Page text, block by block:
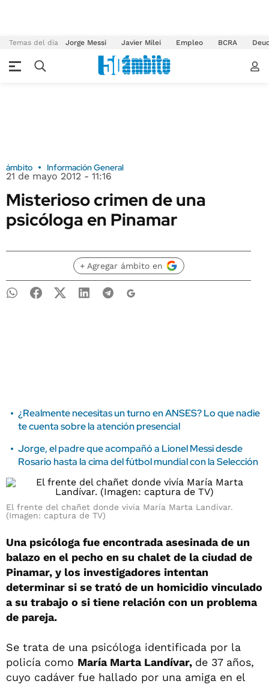
Temas del día Jorge Messi Javier Milei Empleo BCRA
ámbito Información General
21 de mayo 2012 - 11:16
Misterioso crimen de una
psicóloga en Pinamar
+ Agregar ámbito en
¿Realmente necesitas un turno en ANSES? Lo que nadie
te cuenta sobre la atención presencial
Jorge, el padre que acompañó a Lionel Messi desde
Rosario hasta la cima del fútbol mundial con la Selección
El frente del chañet donde vivía María Marta Landívar.
(Imagen: captura de TV)
Una psicóloga fue encontrada asesinada de un
balazo en el pecho en su chalet de la ciudad de
Pinamar, y los investigadores intentan
determinar si se trató de un homicidio vinculado
a su trabajo o si tiene relación con un problema
de pareja.
Se trata de una psicóloga identificada por la
policía como María Marta Landívar, de 37 años,
cuyo cadáver fue hallado por una amiga en el